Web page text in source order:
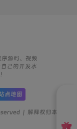
源码、视频
己的开发水
点地图
| 解释权归本站